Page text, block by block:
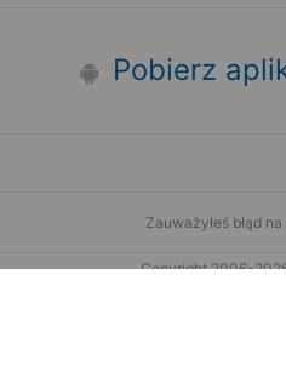
Pobierz
Zauważyłeś błąd
Copyright 2006-